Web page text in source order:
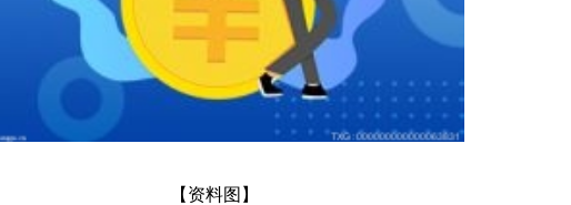
【资料图】